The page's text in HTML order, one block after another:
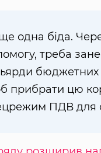
одна біда.
треба
прибрати цю
ПДВ для